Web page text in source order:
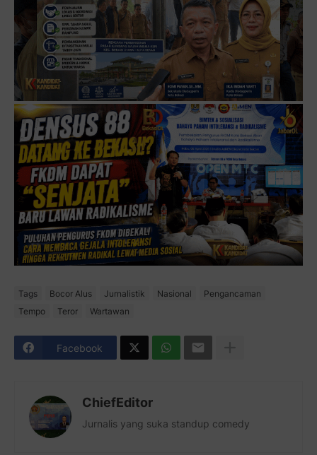
Tags Bocor Alus Jurnalistik Nasional
Pengancaman
Tempo
Teror Wartawan
Facebook
ChiefEditor
Jurnalis yang suka standup comedy